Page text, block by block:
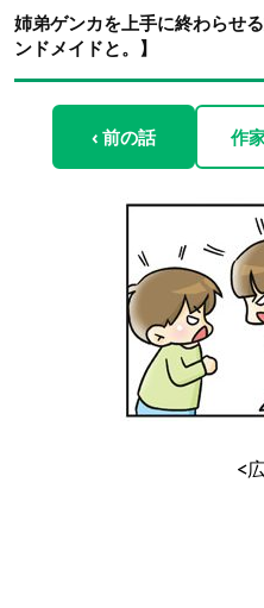
姉弟ゲンカを上手に終わらせ
ンドメイドと。】
‹ 前の話 作
<